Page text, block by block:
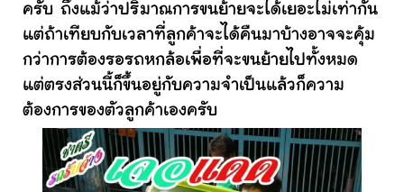
ครับ ถึงแม้ว่าปริมาณการขนย้ายจะได้เยอะไม่เท่ากัน
แต่ถ้าเทียบกับเวลาที่ลูกค้าจะได้คืนมาบ้างอาจจะคุ้ม
กว่าการต้องรอรถหกล้อเพื่อที่จะขนย้ายไปทั้งหมด
แต่ตรงส่วนนี้ก็ขึ้นอยู่กับความจำเป็นแล้วก็ความ
ต้องการของตัวลูกค้าเองครับ